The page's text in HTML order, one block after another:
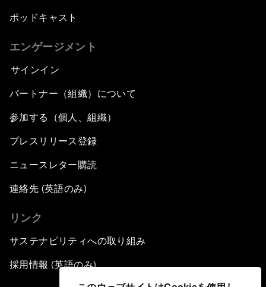
ポッドキャスト
エンゲージメント
サインイン
パートナー（組織）について
参加する（個人、組織）
プレスリリース登録
ニュースレター購読
連絡先 (英語のみ)
リンク
サステナビリティへの取り組み
採用情報 (英語のみ)